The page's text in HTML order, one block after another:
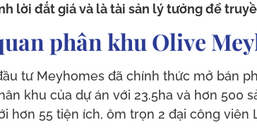
lời đắt giá và là tài sản lý tưởng để
phân khu Olive
tư Meyhomes đã chính thức mở bán
khu của dự án với 23.5ha và hơn 500
hơn 55 tiện ích, ôm trọn 2 đại công